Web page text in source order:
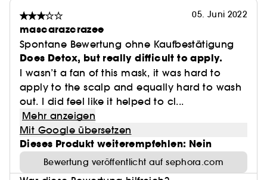
05. Juni 2022
mascarazcrazee
Spontane Bewertung ohne Kaufbestätigung
Does Detox, but really difficult to apply.
I wasn’t a fan of this mask, it was hard to
apply to the scalp and equally hard to wash
out. I did feel like it helped to cl...
Mehr anzeigen
Mit Google übersetzen
Dieses Produkt weiterempfehlen: Nein
Bewertung veröffentlicht auf sephora.com